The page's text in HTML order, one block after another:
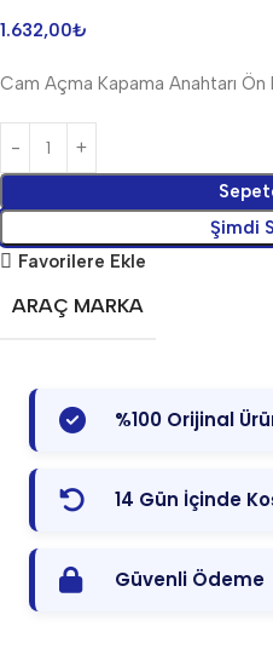
1.632,00₺
Cam Açma Kapama Anahtarı
Şimdi
Favorilere Ekle
ARAÇ MARKA
%100 Orijinal
14 Gün İçinde
Güvenli Ödeme